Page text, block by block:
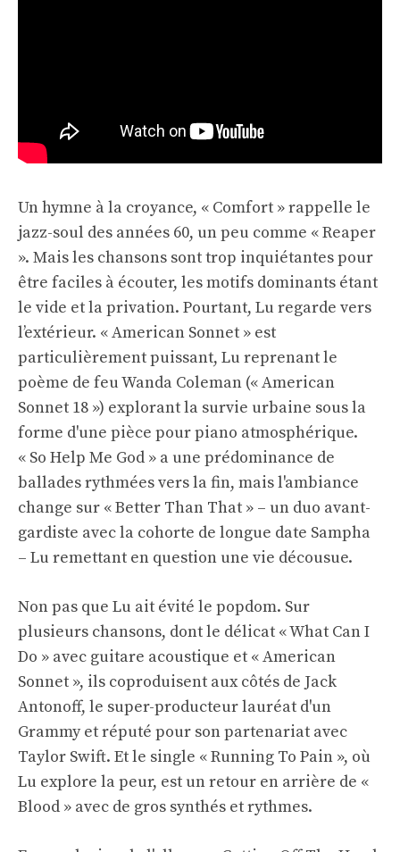
Un hymne à la croyance, « Comfort » rappelle le
jazz-soul des années 60, un peu comme « Reaper
». Mais les chansons sont trop inquiétantes pour
être faciles à écouter, les motifs dominants étant
le vide et la privation. Pourtant, Lu regarde vers
l’extérieur. « American Sonnet » est
particulièrement puissant, Lu reprenant le
poème de feu Wanda Coleman (« American
Sonnet 18 ») explorant la survie urbaine sous la
forme d'une pièce pour piano atmosphérique.
« So Help Me God » a une prédominance de
ballades rythmées vers la fin, mais l'ambiance
change sur « Better Than That » – un duo avant-
gardiste avec la cohorte de longue date Sampha
– Lu remettant en question une vie décousue.
Non pas que Lu ait évité le popdom. Sur
plusieurs chansons, dont le délicat « What Can I
Do » avec guitare acoustique et « American
Sonnet », ils coproduisent aux côtés de Jack
Antonoff, le super-producteur lauréat d'un
Grammy et réputé pour son partenariat avec
Taylor Swift. Et le single « Running To Pain », où
Lu explore la peur, est un retour en arrière de «
Blood » avec de gros synthés et rythmes.